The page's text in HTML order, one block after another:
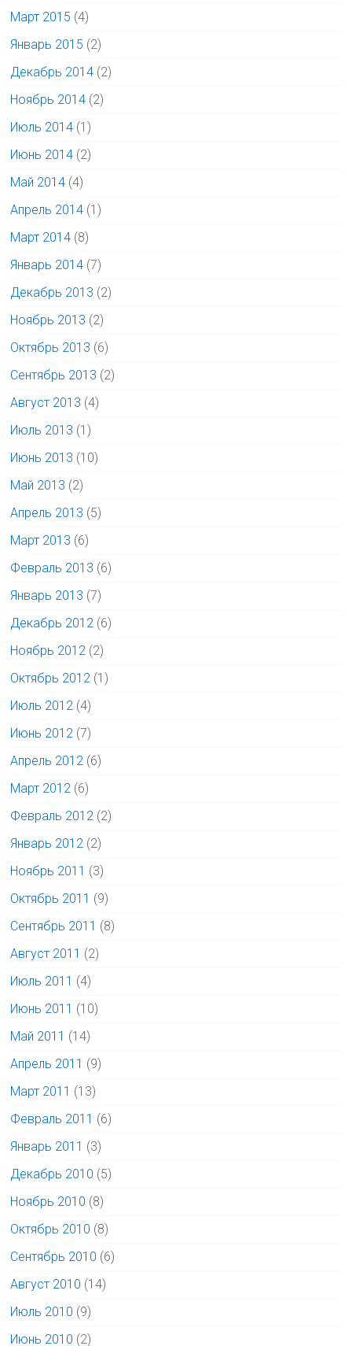
Март 2015 (4)
Январь 2015 (2)
Декабрь 2014 (2)
Ноябрь 2014 (2)
Июль 2014 (1)
Июнь 2014 (2)
Май 2014 (4)
Апрель 2014 (1)
Март 2014 (8)
Январь 2014 (7)
Декабрь 2013 (2)
Ноябрь 2013 (2)
Октябрь 2013 (6)
Сентябрь 2013 (2)
Август 2013 (4)
Июль 2013 (1)
Июнь 2013 (10)
Май 2013 (2)
Апрель 2013 (5)
Март 2013 (6)
Февраль 2013 (6)
Январь 2013 (7)
Декабрь 2012 (6)
Ноябрь 2012 (2)
Октябрь 2012 (1)
Июль 2012 (4)
Июнь 2012 (7)
Апрель 2012 (6)
Март 2012 (6)
Февраль 2012 (2)
Январь 2012 (2)
Ноябрь 2011 (3)
Октябрь 2011 (9)
Сентябрь 2011 (8)
Август 2011 (2)
Июль 2011 (4)
Июнь 2011 (10)
Май 2011 (14)
Апрель 2011 (9)
Март 2011 (13)
Февраль 2011 (6)
Январь 2011 (3)
Декабрь 2010 (5)
Ноябрь 2010 (8)
Октябрь 2010 (8)
Сентябрь 2010 (6)
Август 2010 (14)
Июль 2010 (9)
Июнь 2010 (2)